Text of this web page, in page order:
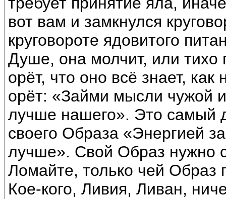
вот вам и замкнулся
круговороте ядовитого
Душе, она молчит, или тихо
орёт, что оно всё знает,
орёт: «Займи мысли чужой
лучше нашего». Это самый
своего Образа «Энергией
лучше». Свой Образ нужно
Ломайте, только чей Образ
Кое-кого, Ливия, Ливан,